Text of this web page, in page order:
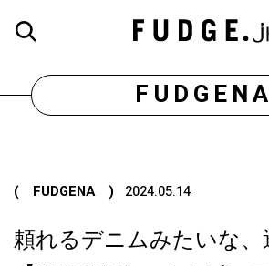
FUDGENA
( FUDGENA ) 2024.05.14
頼れるデニムみたいな、